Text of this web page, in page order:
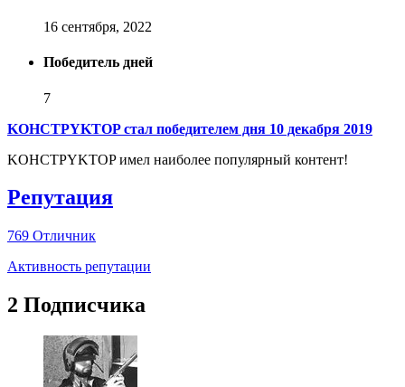
16 сентября, 2022
Победитель дней
7
KOHCTPYKTOP стал победителем дня 10 декабря 2019
KOHCTPYKTOP имел наиболее популярный контент!
Репутация
769 Отличник
Активность репутации
2 Подписчика